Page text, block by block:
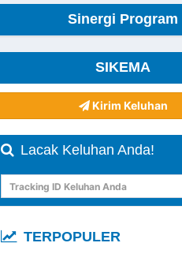
Sinergi Program
SIKEMA
Kirim Keluhan
Lacak Keluhan Anda!
TERPOPULER